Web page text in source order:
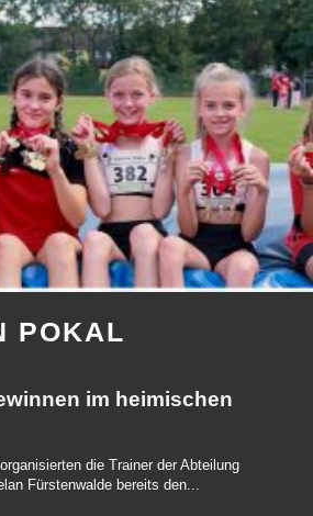
POKAL
im heimischen
die Trainer der Abteilung
Fürstenwalde bereits den...